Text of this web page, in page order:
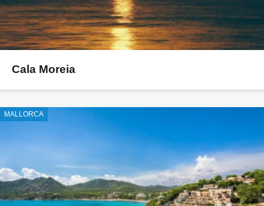
Cala Moreia
MALLORCA